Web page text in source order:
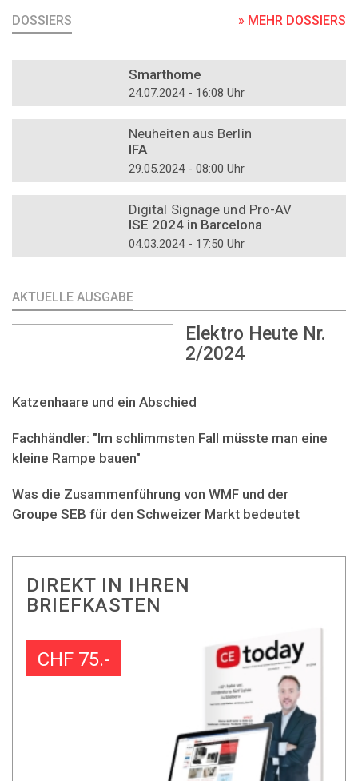
DOSSIERS » MEHR DOSSIERS
Smarthome
24.07.2024 - 16:08 Uhr
Neuheiten aus Berlin
IFA
29.05.2024 - 08:00 Uhr
Digital Signage und Pro-AV
ISE 2024 in Barcelona
04.03.2024 - 17:50 Uhr
AKTUELLE AUSGABE
Elektro Heute Nr.
2/2024
Katzenhaare und ein Abschied
Fachhändler: "Im schlimmsten Fall müsste man eine
kleine Rampe bauen"
Was die Zusammenführung von WMF und der
Groupe SEB für den Schweizer Markt bedeutet
DIREKT IN IHREN
BRIEFKASTEN
CHF 75.-